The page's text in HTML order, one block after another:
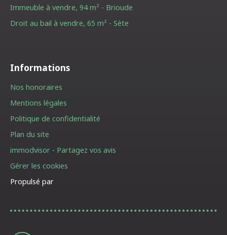
Immeuble à vendre, 94 m² - Brioude
Droit au bail à vendre, 65 m² - Sète
Informations
Nos honoraires
Mentions légales
Politique de confidentialité
Plan du site
immodvisor - Partagez vos avis
Gérer les cookies
Propulsé par